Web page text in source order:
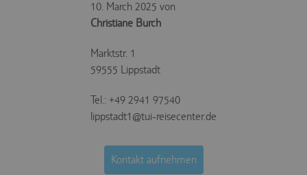
10. March 2025 von
Christiane Burch
Marktstr. 1
59555 Lippstadt
Tel.: +49 2941 97540
lippstadt1@tui-reisecenter.de
Kontakt aufnehmen